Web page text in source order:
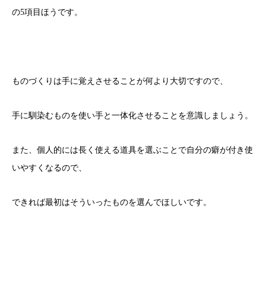
の5項目ほうです。
ものづくりは手に覚えさせることが何より大切ですので、
手に馴染むものを使い手と一体化させることを意識しましょう。
また、個人的には長く使える道具を選ぶことで自分の癖が付き使
いやすくなるので、
できれば最初はそういったものを選んでほしいです。